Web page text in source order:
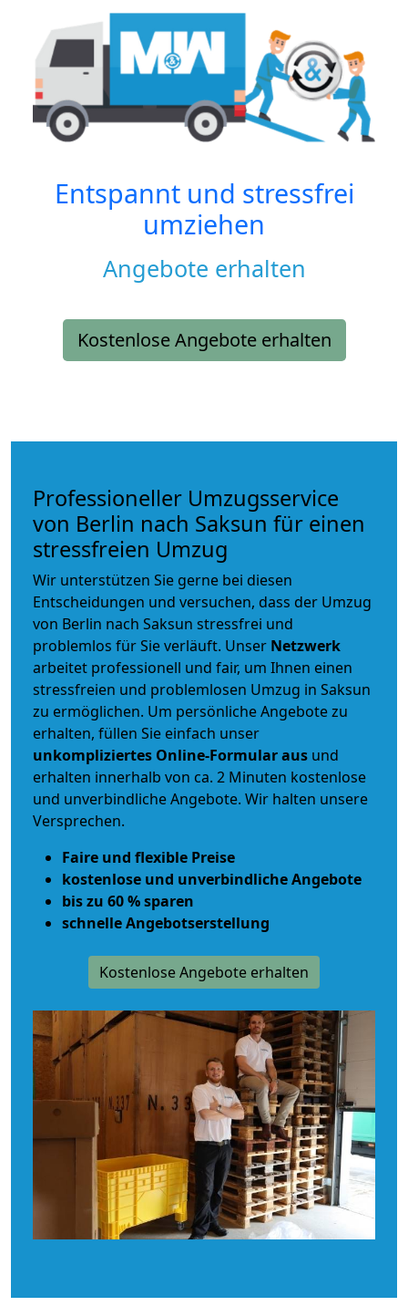
Entspannt und stressfrei
umziehen
Angebote erhalten
Kostenlose Angebote erhalten
Professioneller Umzugsservice
von Berlin nach Saksun für einen
stressfreien Umzug
Wir unterstützen Sie gerne bei diesen
Entscheidungen und versuchen, dass der Umzug
von Berlin nach Saksun stressfrei und
problemlos für Sie verläuft. Unser Netzwerk
arbeitet professionell und fair, um Ihnen einen
stressfreien und problemlosen Umzug in Saksun
zu ermöglichen. Um persönliche Angebote zu
erhalten, füllen Sie einfach unser
unkompliziertes Online-Formular aus und
erhalten innerhalb von ca. 2 Minuten kostenlose
und unverbindliche Angebote. Wir halten unsere
Versprechen.
Faire und flexible Preise
kostenlose und unverbindliche Angebote
bis zu 60 % sparen
schnelle Angebotserstellung
Kostenlose Angebote erhalten